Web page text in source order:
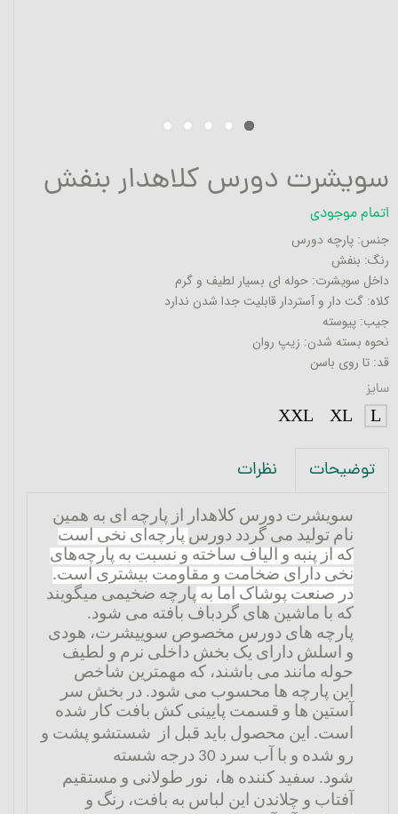
سویشرت دورس کلاهدار بنفش
اتمام موجودی
جنس: پارچه دورس
رنگ: بنفش
داخل سویشرت: حوله ای بسیار لطیف و گرم
کلاه: گت دار و آستردار قابلیت جدا شدن ندارد
جیب: پیوسته
نحوه بسته شدن: زیپ روان
قد: تا روی باسن
سایز
L
XL
XXL
توضیحات نظرات
سویشرت دورس کلاهدار از پارچه ­ای به همین
نام تولید می گردد دورس پارچه‌ای نخی است
که از پنبه و الیاف ساخته و نسبت به پارچه‌های
نخی دارای ضخامت و مقاومت بیشتری است.
در صنعت پوشاک اما به پارچه ضخیمی می­گویند
که با ماشین های گردباف بافته می شود.
پارچه های دورس مخصوص سوییشرت، هودی
و اسلش دارای یک بخش داخلی نرم و لطیف
حوله مانند می باشند، که مهمترین شاخص
این پارچه ها محسوب می شود. در بخش سر
آستین ها و قسمت پایینی کش بافت کار شده
است. این محصول باید قبل از شستشو پشت و
رو شده و با آب سرد 30 درجه شسته
شود. سفید کننده­ ها، نور طولانی و مستقیم
آفتاب و چلاندن این لباس به بافت، رنگ و